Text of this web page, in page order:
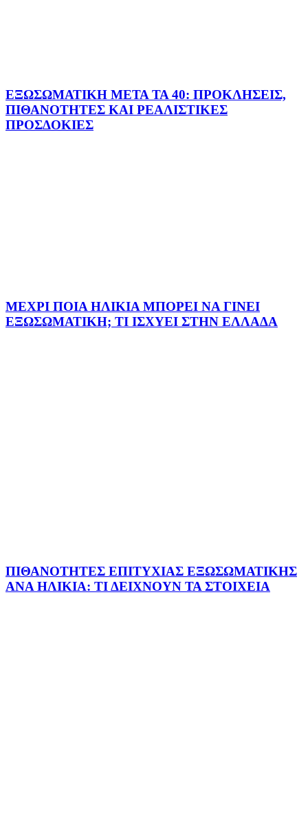
ΕΞΩΣΩΜΑΤΙΚΗ ΜΕΤΑ ΤΑ 40: ΠΡΟΚΛΗΣΕΙΣ,
ΠΙΘΑΝΟΤΗΤΕΣ ΚΑΙ ΡΕΑΛΙΣΤΙΚΕΣ
ΠΡΟΣΔΟΚΙΕΣ
ΜΕΧΡΙ ΠΟΙΑ ΗΛΙΚΙΑ ΜΠΟΡΕΙ ΝΑ ΓΙΝΕΙ
ΕΞΩΣΩΜΑΤΙΚΗ; ΤΙ ΙΣΧΥΕΙ ΣΤΗΝ ΕΛΛΑΔΑ
ΠΙΘΑΝΟΤΗΤΕΣ ΕΠΙΤΥΧΙΑΣ ΕΞΩΣΩΜΑΤΙΚΗΣ
ΑΝΑ ΗΛΙΚΙΑ: ΤΙ ΔΕΙΧΝΟΥΝ ΤΑ ΣΤΟΙΧΕΙΑ